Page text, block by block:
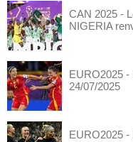
CAN 2025 -
NIGERIA
EURO2025 -
24/07/2025
EURO2025 -